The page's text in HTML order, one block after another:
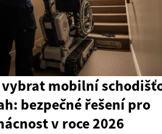
mobilní
bezpečné řešení pro
v roce 2026